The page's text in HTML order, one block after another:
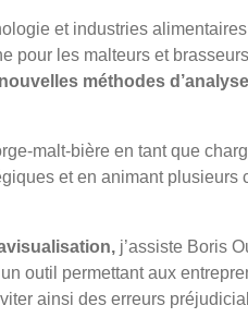
et industries
pour les malteurs et
méthodes
malt-bière en tant que
et en animant plusieurs
j’assiste Boris
outil permettant aux
ainsi des erreurs